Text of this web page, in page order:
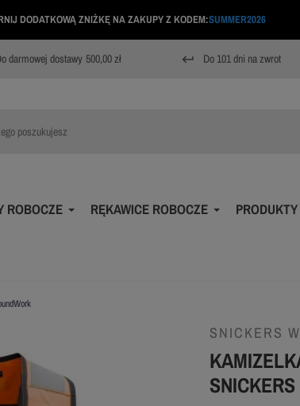
DODATKOWĄ ZNIŻKĘ NA ZAKUPY Z KODEM:SUMMER2026
darmowej dostawy 500,00 zł keyboard_return Do 101 dni na zwrot
ROBOCZE RĘKAWICE ROBOCZE
SNICKERS